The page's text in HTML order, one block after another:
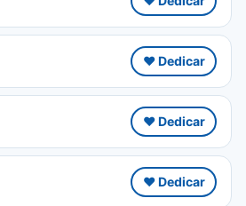
❤️ Dedicar
❤️ Dedicar
❤️ Dedicar